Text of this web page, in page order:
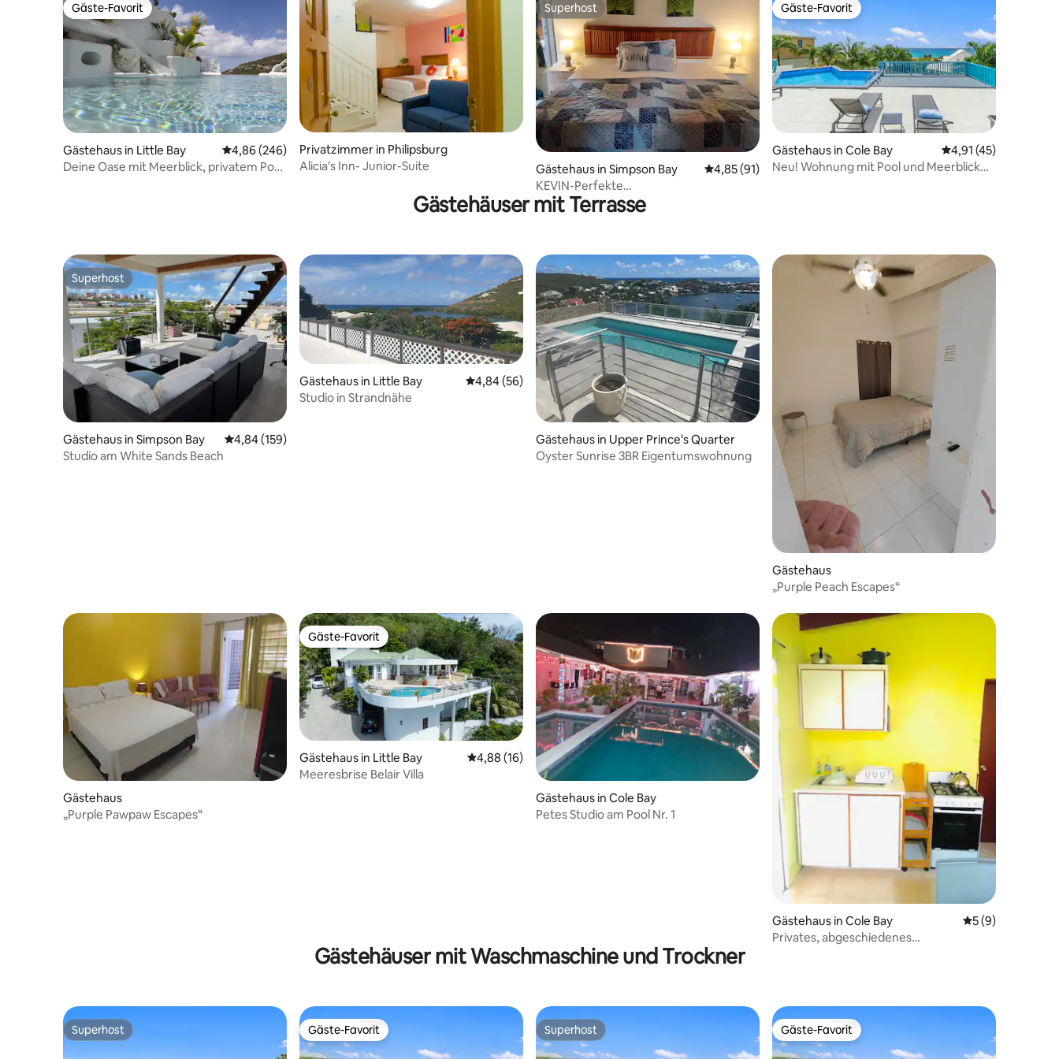
Gäste-Favorit
Gäste-Favorit
Gästehaus in Little Bay Durchschnittliche Bewertung: 4,86 von 5, 246 Bewertungen
4,86 (246)
Deine Oase mit Meerblick, privatem Pool
Privatzimmer in Philipsburg
Alicia's Inn- Junior-Suite
Superhost
Superhost
Gästehaus in Simpson Bay Durchschnittliche Bewertung: 4,85 von 5, 91 Bewertungen
4,85 (91)
KEVIN-Perfekte
Lage/Strand/Nachtleben-1-Bett
Gäste-Favorit
Gäste-Favorit
Gästehaus in Cole Bay Durchschnittliche
4,91 (45)
Neu! Wohnung mit Pool und Meerblick
Gästehäuser mit Terrasse
Superhost
Superhost
Gästehaus in Simpson Bay Durchschnittliche Bewertung: 4,84 von 5, 159 Bewertungen
4,84 (159)
Studio am White Sands Beach
Gästehaus in Little Bay Durchschnittliche Bewertung: 4,84 von 5, 56 Bewertungen
4,84 (56)
Studio in Strandnähe
Gästehaus in Upper Prince's Quarter
Oyster Sunrise 3BR Eigentumswohnung
Gästehaus
„Purple Peach Escapes“
Gästehaus
„Purple Pawpaw Escapes“
Gäste-Favorit
Gäste-Favorit
Gästehaus in Little Bay Durchschnittliche Bewertung: 4,88 von 5, 16 Bewertungen
4,88 (16)
Meeresbrise Belair Villa
Gästehaus in Cole Bay
Petes Studio am Pool Nr. 1
Gästehaus in Cole Bay
5 (9)
Privates, abgeschiedenes
Gästehäuser mit Waschmaschine und Trockner
Superhost
Superhost Gäste-Favorit
Gäste-Favorit Superhost
Superhost Gäste-Favorit
Gäste-Favorit